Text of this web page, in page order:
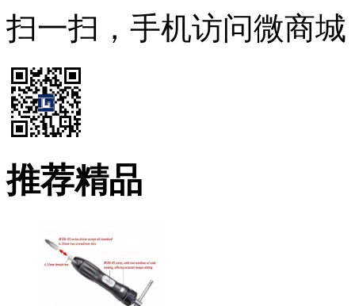
扫一扫，手机访问微商城
推荐精品